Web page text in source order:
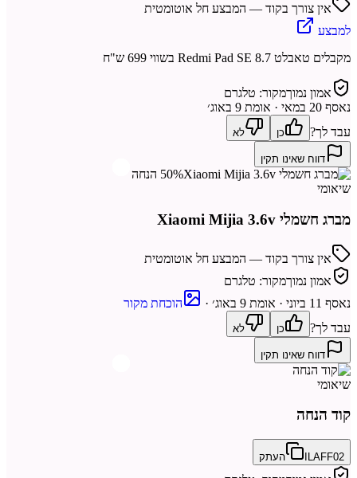
אין צורך בקוד — המבצע חל אוטומטית
למבצע
מקבלים טאבלט Redmi Pad SE 8.7 בשווי 699 ש"ח
אמון נמוךמקור: טלגרם
נאסף 20 במאי
· אומת 9 באוג׳
עבד לך?
כן לא
דווח שאינו תקין
50% הנחה
שיאומי
מברג חשמלי Xiaomi Mijia 3.6v
אין צורך בקוד — המבצע חל אוטומטית
אמון נמוךמקור: טלגרם
נאסף 11 ביוני · אומת 9 באוג׳ ·
הוכחת מקור
עבד לך?
כן לא
דווח שאינו תקין
שיאומי
קוד הנחה
ILAFF02 העתק